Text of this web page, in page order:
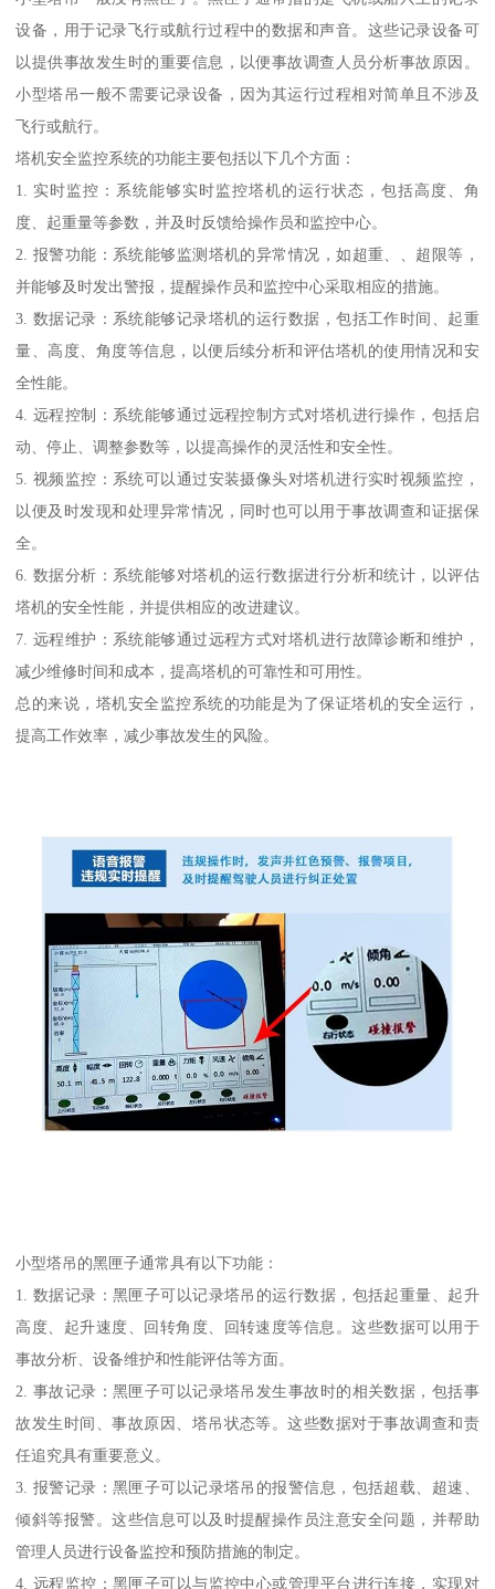
设备，用于记录飞行或航行过程中的数据和声音。这些记录设备可
以提供事故发生时的重要信息，以便事故调查人员分析事故原因。
小型塔吊一般不需要记录设备，因为其运行过程相对简单且不涉及
飞行或航行。
塔机安全监控系统的功能主要包括以下几个方面：
1. 实时监控：系统能够实时监控塔机的运行状态，包括高度、角
度、起重量等参数，并及时反馈给操作员和监控中心。
2. 报警功能：系统能够监测塔机的异常情况，如超重、、超限等，
并能够及时发出警报，提醒操作员和监控中心采取相应的措施。
3. 数据记录：系统能够记录塔机的运行数据，包括工作时间、起重
量、高度、角度等信息，以便后续分析和评估塔机的使用情况和安
全性能。
4. 远程控制：系统能够通过远程控制方式对塔机进行操作，包括启
动、停止、调整参数等，以提高操作的灵活性和安全性。
5. 视频监控：系统可以通过安装摄像头对塔机进行实时视频监控，
以便及时发现和处理异常情况，同时也可以用于事故调查和证据保
全。
6. 数据分析：系统能够对塔机的运行数据进行分析和统计，以评估
塔机的安全性能，并提供相应的改进建议。
7. 远程维护：系统能够通过远程方式对塔机进行故障诊断和维护，
减少维修时间和成本，提高塔机的可靠性和可用性。
总的来说，塔机安全监控系统的功能是为了保证塔机的安全运行，
提高工作效率，减少事故发生的风险。
小型塔吊的黑匣子通常具有以下功能：
1. 数据记录：黑匣子可以记录塔吊的运行数据，包括起重量、起升
高度、起升速度、回转角度、回转速度等信息。这些数据可以用于
事故分析、设备维护和性能评估等方面。
2. 事故记录：黑匣子可以记录塔吊发生事故时的相关数据，包括事
故发生时间、事故原因、塔吊状态等。这些数据对于事故调查和责
任追究具有重要意义。
3. 报警记录：黑匣子可以记录塔吊的报警信息，包括超载、超速、
倾斜等报警。这些信息可以及时提醒操作员注意安全问题，并帮助
管理人员进行设备监控和预防措施的制定。
4. 远程监控：黑匣子可以与监控中心或管理平台进行连接，实现对